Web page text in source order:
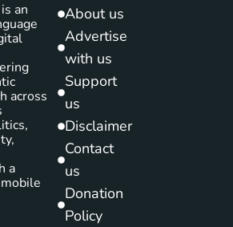
is an
across
a
About us
Advertise
with us
Support
us
Disclaimer
Contact
us
Donation
Policy